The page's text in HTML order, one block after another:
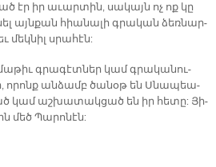
էր իր ա­ւար­տին, սա­կայն ոչ ոք կը
այն­քան հիա­նա­լի գրա­կան ձեռ­նար­
մեկ­նիլ սրա­հէն:
գրա­գէտ­ներ կամ գրա­կա­նու­
ո­րոնք ան­ձամբ ծա­նօթ են Սնա­պեա­
կամ աշ­խա­տակ­ցած են իր հե­տը: Յի­
մեծ Պա­րո­նէն: